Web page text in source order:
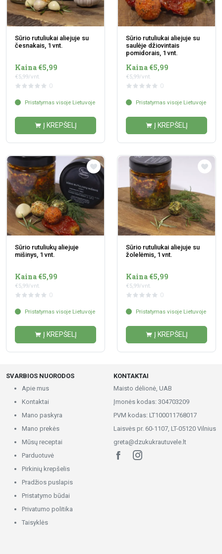
Sūrio rutuliukai aliejuje su
česnakais, 1 vnt.
Kaina €5,99
€5,99/vnt.
0
Pristatymas visoje Lietuvoje
Į KREPŠELĮ
Sūrio rutuliukai aliejuje su
saulėje džiovintais
pomidorais, 1 vnt.
Kaina €5,99
€5,99/vnt.
0
Pristatymas visoje Lietuvoje
Į KREPŠELĮ
Sūrio rutuliukų aliejuje
mišinys, 1 vnt.
Kaina €5,99
€5,99/vnt.
0
Pristatymas visoje Lietuvoje
Į KREPŠELĮ
Sūrio rutuliukai aliejuje su
žolelėmis, 1 vnt.
Kaina €5,99
€5,99/vnt.
0
Pristatymas visoje Lietuvoje
Į KREPŠELĮ
SVARBIOS NUORODOS
Apie mus
Kontaktai
Mano paskyra
Mano prekės
Mūsų receptai
Parduotuvė
Pirkinių krepšelis
Pradžios puslapis
Pristatymo būdai
Privatumo politika
Taisyklės
KONTAKTAI
Maisto dėlionė, UAB
Įmonės kodas: 304703209
PVM kodas: LT100011768017
Laisvės pr. 60-1107, LT-05120 Vilnius
greta@dzukukrautuvele.lt